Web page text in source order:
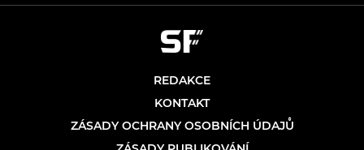
REDAKCE
KONTAKT
ZÁSADY OCHRANY OSOBNÍCH ÚDAJŮ